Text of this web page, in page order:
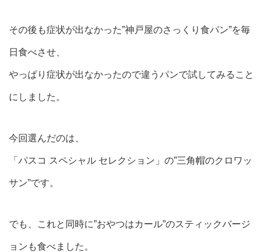
その後も症状が出なかった”神戸屋のさっくり食パン”を毎
日食べさせ、
やっぱり症状が出なかったので違うパンで試してみること
にしました。
今回選んだのは、
「パスコ スペシャル セレクション」の”三角帽のクロワッ
サン”です。
でも、これと同時に”おやつはカール”のスティックバージ
ョンも食べました。